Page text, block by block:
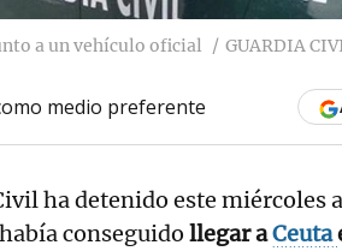
a un vehículo oficial GUARDIA
medio preferente
ha detenido este miércoles
conseguido llegar aCeuta